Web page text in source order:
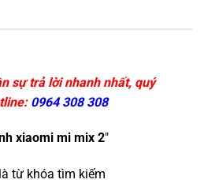
sự trả lời nhanh nhất, quý
0964 308 308
xiaomi mi mix 2"
là từ khóa tìm kiếm